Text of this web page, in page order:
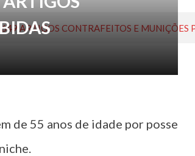
ARTIGOS CONTRAFEITOS E MUNIÇÕES
de 55 anos de idade por posse